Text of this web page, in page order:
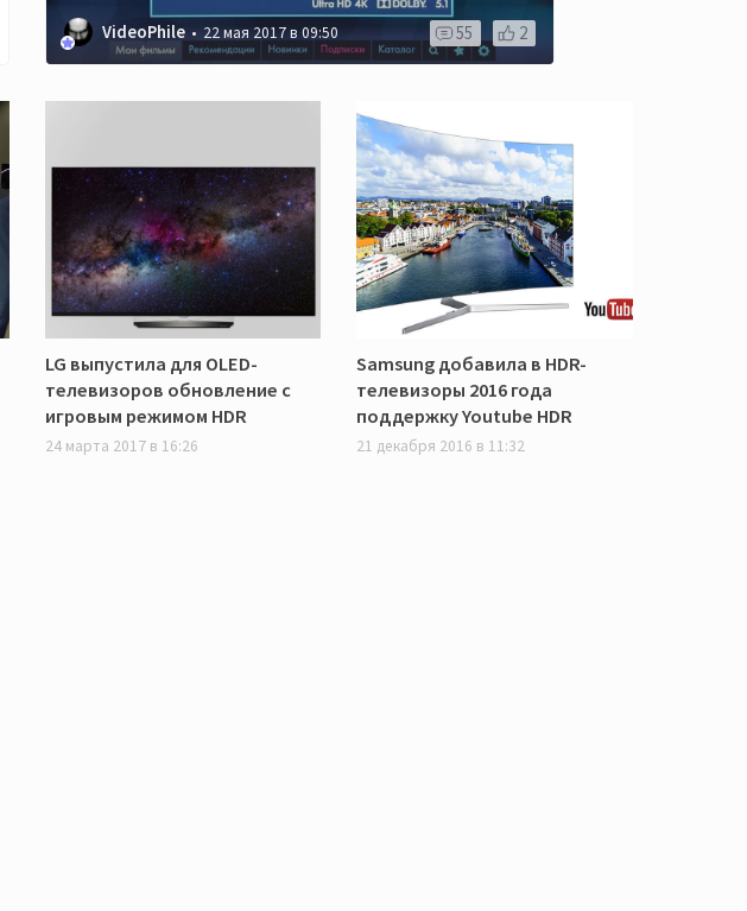
VideoPhile 22 мая 2017 в 09:50 55 2
LG выпустила для OLED-
телевизоров обновление с
игровым режимом HDR
24 марта 2017 в 16:26
Samsung добавила в HDR-
телевизоры 2016 года
поддержку Youtube HDR
21 декабря 2016 в 11:32